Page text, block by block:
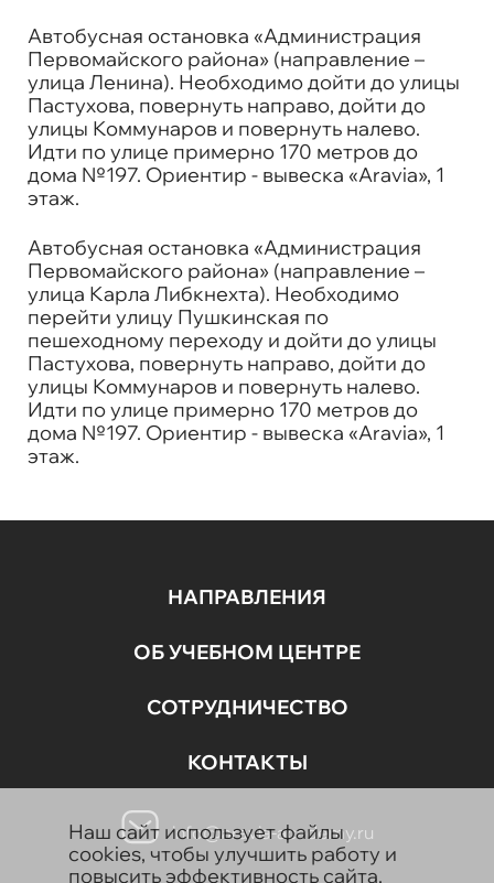
Автобусная остановка «Администрация
Первомайского района» (направление –
улица Ленина). Необходимо дойти до улицы
Пастухова, повернуть направо, дойти до
улицы Коммунаров и повернуть налево.
Идти по улице примерно 170 метров до
дома №197. Ориентир - вывеска «Aravia», 1
этаж.
Автобусная остановка «Администрация
Первомайского района» (направление –
улица Карла Либкнехта). Необходимо
перейти улицу Пушкинская по
пешеходному переходу и дойти до улицы
Пастухова, повернуть направо, дойти до
улицы Коммунаров и повернуть налево.
Идти по улице примерно 170 метров до
дома №197. Ориентир - вывеска «Aravia», 1
этаж.
НАПРАВЛЕНИЯ
ОБ УЧЕБНОМ ЦЕНТРЕ
СОТРУДНИЧЕСТВО
КОНТАКТЫ
info@aravia-academy.ru
Наш сайт использует файлы
cookies, чтобы улучшить работу и
повысить эффективность сайта.